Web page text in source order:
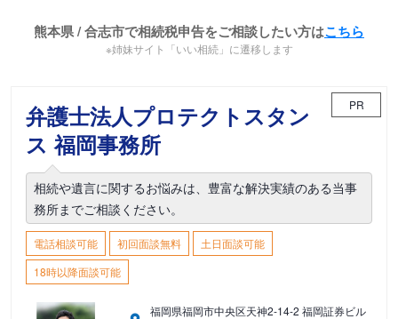
熊本県 / 合志市で相続税申告をご相談したい方はこちら
※姉妹サイト「いい相続」に遷移します
弁護士法人プロテクトスタン
ス 福岡事務所
PR
相続や遺言に関するお悩みは、豊富な解決実績のある当事
務所までご相談ください。
電話相談可能 初回面談無料
土日面談可能
18時以降面談可能
福岡県福岡市中央区天神2-14-2 福岡証券ビル